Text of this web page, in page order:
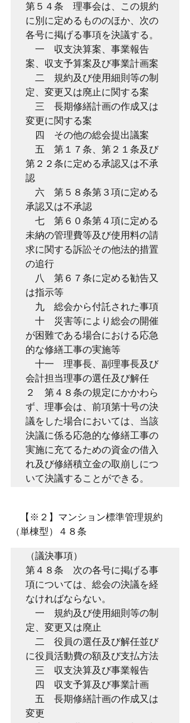
第５４条　理事会は、この規約
に別に定めるもののほか、次の
各号に掲げる事項を決議する。
一　収支決算案、事業報告
案、収支予算案及び事業計画案
二　規約及び使用細則等の制
定、変更又は廃止に関する案
三　長期修繕計画の作成又は
変更に関する案
四　その他の総会提出議案
五　第１７条、第２１条及び
第２２条に定める承認又は不承
認
六　第５８条第３項に定める
承認又は不承認
七　第６０条第４項に定める
未納の管理費等及び使用料の請
求に関する訴訟その他法的措置
の追行
八　第６７条に定める勧告又
は指示等
九　総会から付託された事項
十　災害等により総会の開催
が困難である場合における応急
的な修繕工事の実施等
十一　理事長、副理事長及び
会計担当理事の選任及び解任
２　第４８条の規定にかかわら
ず、理事会は、前項第十号の決
議をした場合においては、当該
決議に係る応急的な修繕工事の
実施に充てるための資金の借入
れ及び修繕積立金の取崩しにつ
いて決議することができる。
【※２】マンション標準管理規約
（単棟型）４８条
（議決事項）
第４８条　次の各号に掲げる事
項については、総会の決議を経
なければならない。
一　規約及び使用細則等の制
定、変更又は廃止
二　役員の選任及び解任並び
に役員活動費の額及び支払方法
三　収支決算及び事業報告
四　収支予算及び事業計画
五　長期修繕計画の作成又は
変更